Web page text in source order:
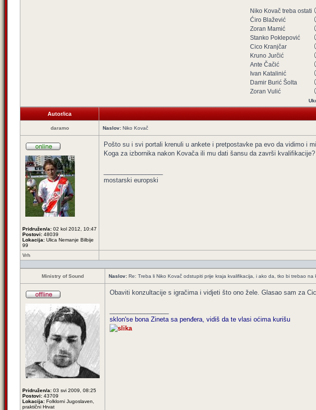
Niko Kovač treba ostati
Ćiro Blažević
Zoran Mamić
Stanko Poklepović
Cico Kranjčar
Kruno Jurčić
Ante Čačić
Ivan Katalinić
Damir Burić Šolta
Zoran Vulić
Autor/ica
daramo Naslov: Niko Kovač
Pridružen/a: 02 kol 2012, 10:47
Postovi: 48039
Lokacija: Ulica Nemanje Bilbije
99
Pošto su i svi portali krenuli u ankete i pretpostavke pa evo da vidimo i
Koga za izbornika nakon Kovača ili mu dati šansu da završi kvalifikacije?
mostarski europski
Vrh
Ministry of Sound Naslov: Re: Treba li Niko Kovač odstupiti prije kraja kvalifikacija, i ako da, tko bi trebao na
Pridružen/a: 03 svi 2009, 08:25
Postovi: 43709
Lokacija: Folklorni Jugoslaven,
praktični Hrvat
Obaviti konzultacije s igračima i vidjeti što ono žele. Glasao sam za
sklon'se bona Zineta sa penđera, vidiš da te vlasi oćima kurišu